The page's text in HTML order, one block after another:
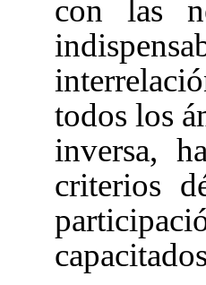
con las
todos los
inversa,
criterios